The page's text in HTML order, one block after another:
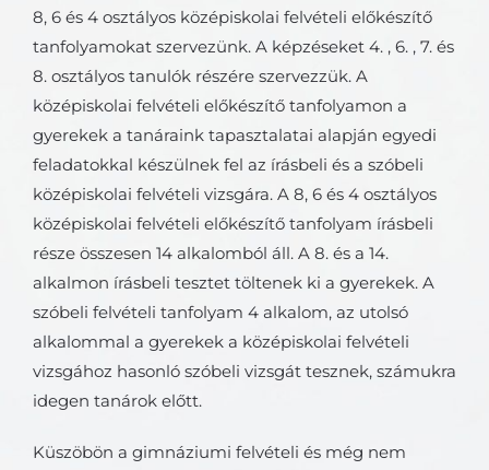
8, 6 és 4 osztályos középiskolai felvételi előkészítő
tanfolyamokat szervezünk. A képzéseket 4. , 6. , 7. és
8. osztályos tanulók részére szervezzük. A
középiskolai felvételi előkészítő tanfolyamon a
gyerekek a tanáraink tapasztalatai alapján egyedi
feladatokkal készülnek fel az írásbeli és a szóbeli
középiskolai felvételi vizsgára. A 8, 6 és 4 osztályos
középiskolai felvételi előkészítő tanfolyam írásbeli
része összesen 14 alkalomból áll. A 8. és a 14.
alkalmon írásbeli tesztet töltenek ki a gyerekek. A
szóbeli felvételi tanfolyam 4 alkalom, az utolsó
alkalommal a gyerekek a középiskolai felvételi
vizsgához hasonló szóbeli vizsgát tesznek, számukra
idegen tanárok előtt.
Küszöbön a gimnáziumi felvételi és még nem